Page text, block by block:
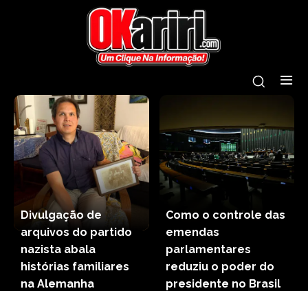
Divulgação de
arquivos do partido
nazista abala
histórias familiares
na Alemanha
Como o controle das
emendas
parlamentares
reduziu o poder do
presidente no Brasil